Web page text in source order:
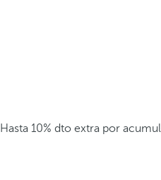
Hasta 10% dto extra por